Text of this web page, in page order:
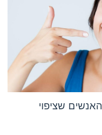
האנשים שציפוי